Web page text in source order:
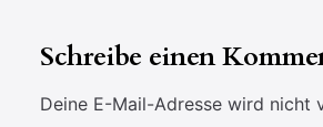
Schreibe einen
Deine E-Mail-Adresse wird nicht